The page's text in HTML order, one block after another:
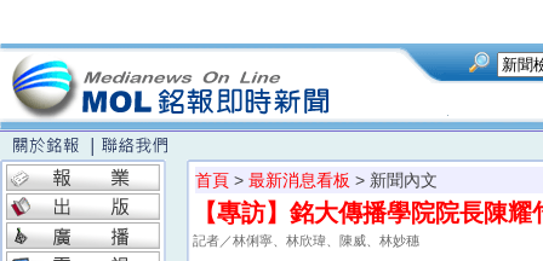
首頁 > 最新消息看板 > 新聞內文
【專訪】銘大傳播學院院長陳
記者／林俐寧、林欣瑋、陳威、林妙穗